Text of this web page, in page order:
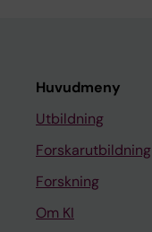
Huvudmeny
Utbildning
Forskarutbildning
Forskning
Om KI